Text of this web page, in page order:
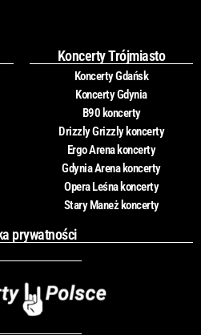
Koncerty Trójmiasto
Koncerty Gdańsk
Koncerty Gdynia
B90 koncerty
Drizzly Grizzly koncerty
Ergo Arena koncerty
Gdynia Arena koncerty
Opera Leśna koncerty
Stary Maneż koncerty
prywatności